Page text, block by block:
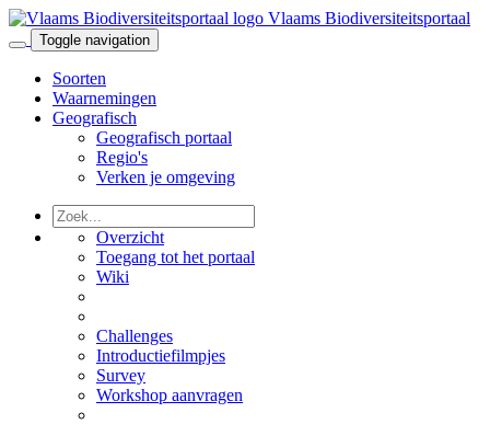
Vlaams Biodiversiteitsportaal
Toggle navigation
Soorten
Waarnemingen
Geografisch
Geografisch portaal
Regio's
Verken je omgeving
Overzicht
Toegang tot het portaal
Wiki
Challenges
Introductiefilmpjes
Survey
Workshop aanvragen